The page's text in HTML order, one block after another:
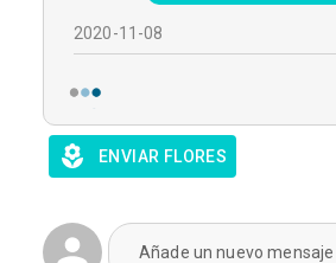
2020-11-08
ENVIAR FLORES
Añade un nuevo mensaje